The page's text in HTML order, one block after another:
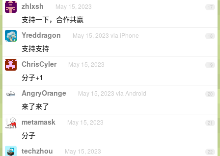
17
zhlxsh May 15, 2023
支持一下，合作共赢
18
Yreddragon May 15, 2023 via iPhone
支持支持
19
ChrisCyler May 15, 2023
分子+1
20
AngryOrange May 15, 2023 via Android
来了来了
21
metamask May 15, 2023
分子
22
techzhou May 15, 2023